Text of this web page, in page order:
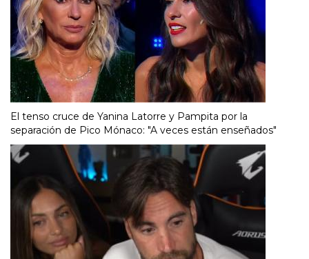
El tenso cruce de Yanina Latorre y Pampita por la
separación de Pico Mónaco: "A veces están enseñados"